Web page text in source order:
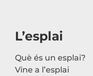
L’esplai
Què és un esplai?
Vine a l’esplai